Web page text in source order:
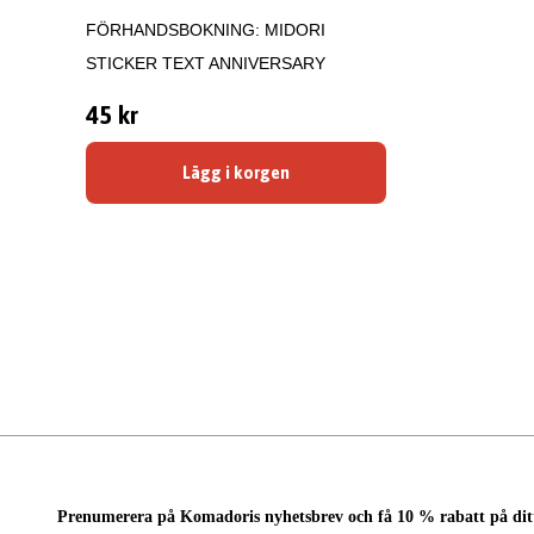
FÖRHANDSBOKNING: MIDORI
STICKER TEXT ANNIVERSARY
45 kr
Lägg i korgen
Prenumerera på Komadoris nyhetsbrev och få 10 % rabatt på